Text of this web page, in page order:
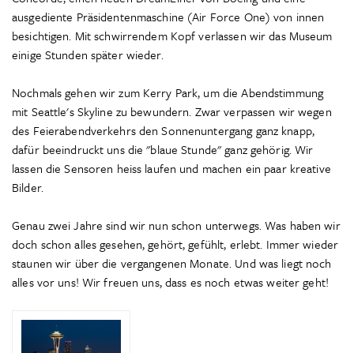
ausgediente Präsidentenmaschine (Air Force One) von innen
besichtigen. Mit schwirrendem Kopf verlassen wir das Museum
einige Stunden später wieder.
Nochmals gehen wir zum Kerry Park, um die Abendstimmung
mit Seattle's Skyline zu bewundern. Zwar verpassen wir wegen
des Feierabendverkehrs den Sonnenuntergang ganz knapp,
dafür beeindruckt uns die "blaue Stunde" ganz gehörig. Wir
lassen die Sensoren heiss laufen und machen ein paar kreative
Bilder.
Genau zwei Jahre sind wir nun schon unterwegs. Was haben wir
doch schon alles gesehen, gehört, gefühlt, erlebt. Immer wieder
staunen wir über die vergangenen Monate. Und was liegt noch
alles vor uns! Wir freuen uns, dass es noch etwas weiter geht!